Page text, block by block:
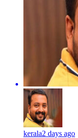
kerala2 days ago